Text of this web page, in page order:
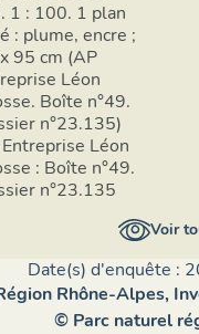
1 : 100. 1 plan
: plume, encre ;
95 cm (AP
Léon
Boîte n°49.
n°23.135)
Léon
n°49.
n°23.135
Voir
Date(s) d'enquête :
Rhône-Alpes,
© Parc naturel